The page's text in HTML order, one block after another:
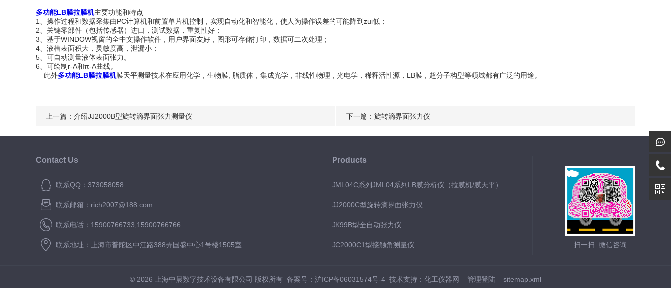
多功能LB膜拉膜机主要功能和特点
1、操作过程和数据采集由PC计算机和前置单片机控制，实现自动化和智能化，使人为操作误差的可能降到zui低；
2、关键零部件（包括传感器）进口，测试数据，重复性好；
3、基于WINDOW视窗的全中文操作软件，用户界面友好，图形可存储打印，数据可二次处理；
4、液槽表面积大，灵敏度高，泄漏小；
5、可自动测量液体表面张力。
6、可绘制r-A和π-A曲线。
此外多功能LB膜拉膜机膜天平测量技术在应用化学，生物膜, 脂质体，集成光学，非线性物理，光电学，稀释活性源，LB膜，超分子构型等领域都有广泛的用途。
上一篇： 介绍JJ2000B型旋转滴界面张力测量仪 下一篇： 旋转滴界面张力仪
Contact Us
联系QQ：373058058
联系邮箱：rich2007@188.com
联系电话：15900766733,15900766766
联系地址：上海市普陀区中江路388弄国盛中心1号楼1505室
Products
JML04C系列JML04系列LB膜分析仪（拉膜机/膜天平）
JJ2000C型旋转滴界面张力仪
JK99B型全自动张力仪
JC2000C1型接触角测量仪 扫一扫 微信咨询
© 2026 上海中晨数字技术设备有限公司 版权所有 备案号：沪ICP备06031574号-4 技术支持： 化工仪器网 管理登陆 sitemap.xml